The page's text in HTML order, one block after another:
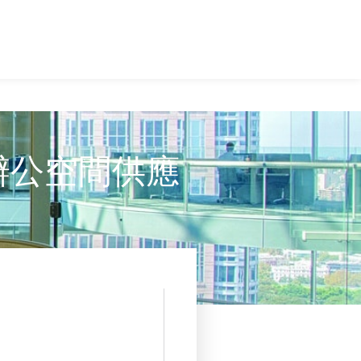
空間供應